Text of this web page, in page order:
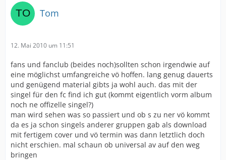
Tom
12. Mai 2010 um 11:51
fans und fanclub (beides noch)sollten schon irgendwie auf
eine möglichst umfangreiche vö hoffen. lang genug dauerts
und genügend material gibts ja wohl auch. das mit der
singel für den fc find ich gut (kommt eigentlich vorm album
noch ne offizelle singel?)
man wird sehen was so passiert und ob s zu ner vö kommt
da es ja schon singels anderer gruppen gab als download
mit fertigem cover und vö termin was dann letztlich doch
nicht erschien. mal schaun ob universal av auf den weg
bringen